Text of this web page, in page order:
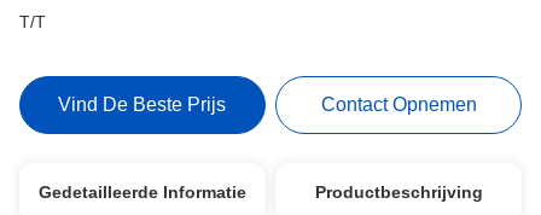
T/T
Vind De Beste Prijs Contact Opnemen
Gedetailleerde Informatie Productbeschrijving